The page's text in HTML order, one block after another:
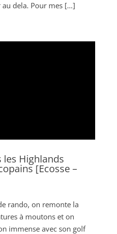
dela. Pour mes […]
les Highlands
[Ecosse –
rando, on remonte la
à moutons et on
immense avec son golf